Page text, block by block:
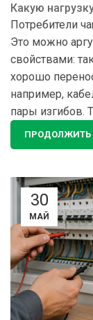
Какую
Потребители
Это можно
свойствами:
хорошо
например,
пары изгибов.
ПРОДОЛЖИТЬ
30
МАЙ